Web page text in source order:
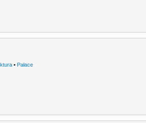
• Pałace